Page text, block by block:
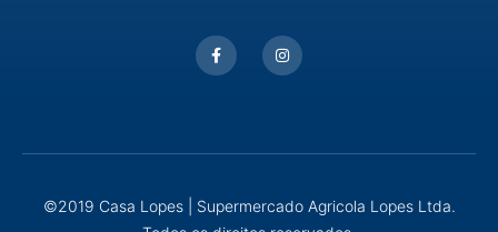
©2019 Casa Lopes | Supermercado Agricola Lopes Ltda.